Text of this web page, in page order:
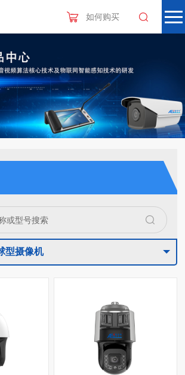
如何购买
型摄像机